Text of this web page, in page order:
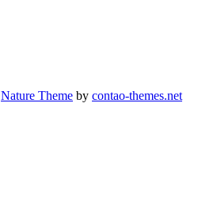
Nature Theme by contao-themes.net